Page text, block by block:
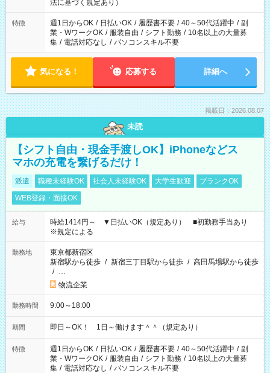
法に基づく規定あり）
特徴 週1日からOK / 日払いOK / 履歴書不要 / 40～50代活躍中 / 副
業・WワークOK / 服装自由 / シフト勤務 / 10名以上の大量募
集 / 電話対応なし / パソコンスキル不要
気になる！ 応募する 詳細へ
掲載日：2026.08.07
未読
【シフト自由・現金手渡しOK】iPhoneなどス
マホの充電を繋げるだけ！
派遣 職種未経験OK 社会人未経験OK 大学生歓迎
ブランクOK
WEB登録・面接OK
給与
時給1414円～ ▼日払いOK（規定あり） ■初勤務手当あり
※規定による
勤務地
東京都新宿区
新宿駅から徒歩 / 新宿三丁目駅から徒歩 / 高田馬場駅から徒歩
/ …
物流企業
勤務時間 9:00～18:00
期間 即日～OK！ 1日～働けます＾＾（規定あり）
特徴 週1日からOK / 日払いOK / 履歴書不要 / 40～50代活躍中 / 副
業・WワークOK / 服装自由 / シフト勤務 / 10名以上の大量募
集 / 電話対応なし / パソコンスキル不要